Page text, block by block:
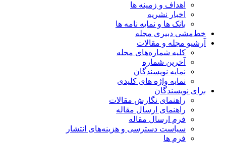
اهداف و زمینه ها
اخبار نشریه
بانک ها و نمایه نامه ها
خط‌مشی دبیری مجله
آرشیو مجله و مقالات
کلیه شماره‌های مجله
آخرین شماره
نمایه نویسندگان
نمایه واژه های کلیدی
برای نویسندگان
راهنمای نگارش مقالات
راهنمای ارسال مقاله
فرم ارسال مقاله
سیاست دسترسی و هزینه‌های انتشار
فرم ها